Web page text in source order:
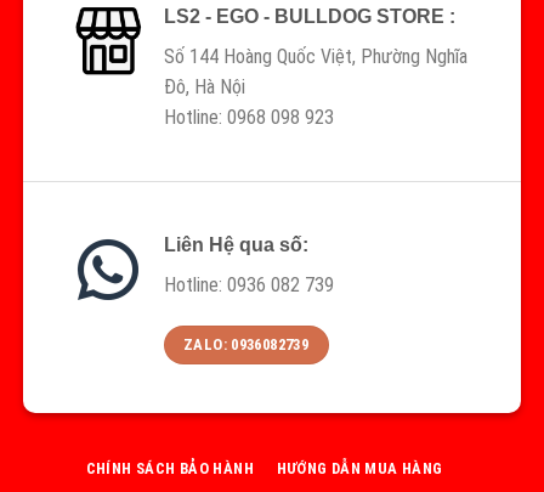
LS2 - EGO - BULLDOG STORE :
Số 144 Hoàng Quốc Việt, Phường Nghĩa
Đô, Hà Nội
Hotline: 0968 098 923
Liên Hệ qua số:
Hotline: 0936 082 739
ZALO: 0936082739
CHÍNH SÁCH BẢO HÀNH HƯỚNG DẪN MUA HÀNG